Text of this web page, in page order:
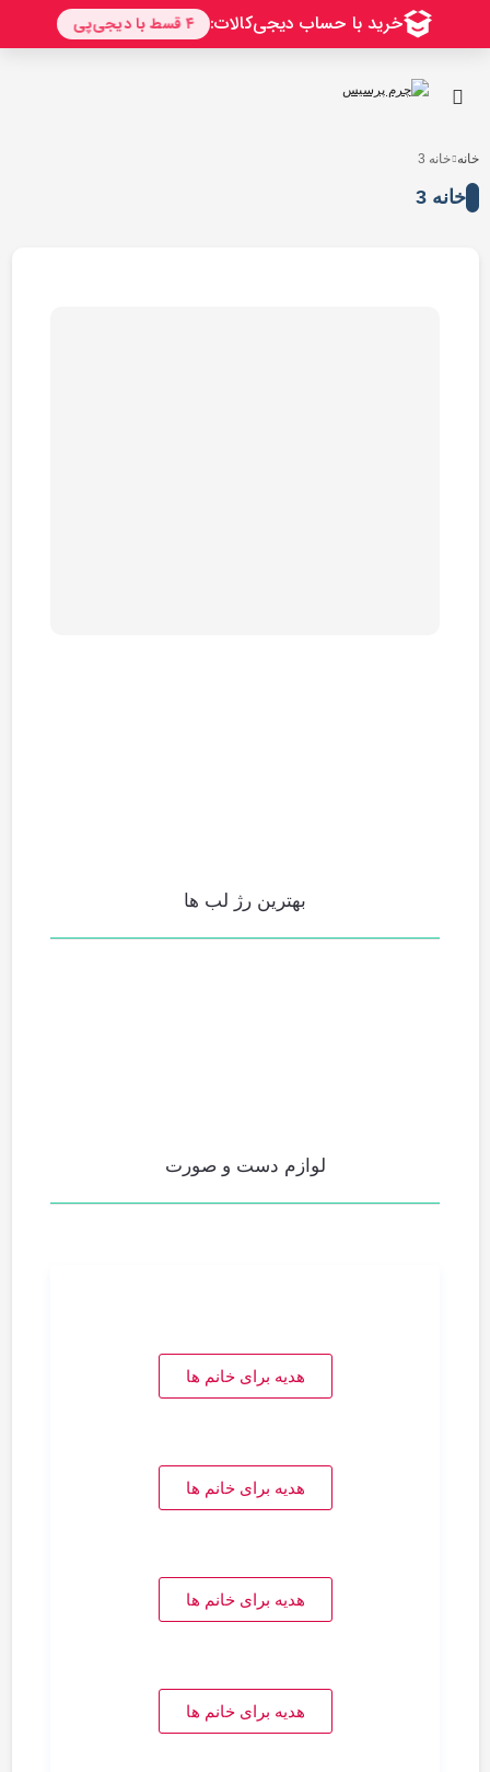
خانه خانه 3
خانه 3
بهترین رژ لب ها
لوازم دست و صورت
هدیه برای خانم ها
هدیه برای خانم ها
هدیه برای خانم ها
هدیه برای خانم ها